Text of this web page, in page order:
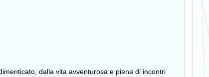
dalla vita avventurosa e piena di incontri